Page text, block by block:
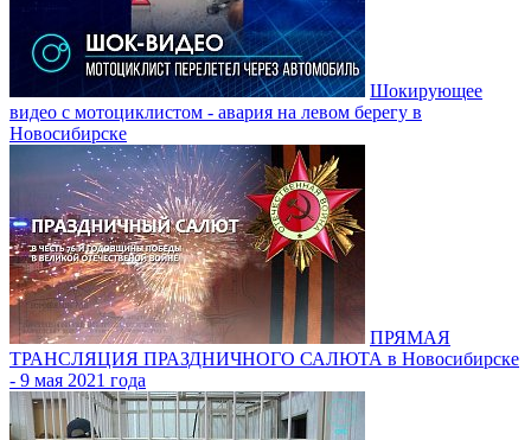
Шокирующее
видео с мотоциклистом - авария на левом берегу в
Новосибирске
ПРЯМАЯ
ТРАНСЛЯЦИЯ ПРАЗДНИЧНОГО САЛЮТА в Новосибирске
- 9 мая 2021 года